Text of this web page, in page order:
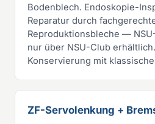
Bodenblech. Endoskopie-
Reparatur durch
Reproduktionsbleche —
nur über NSU-Club
Konservierung mit
ZF-Servolenkung +